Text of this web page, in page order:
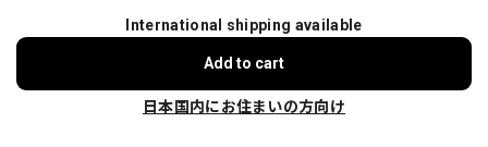
International shipping available
Add to cart
日本国内にお住まいの方向け